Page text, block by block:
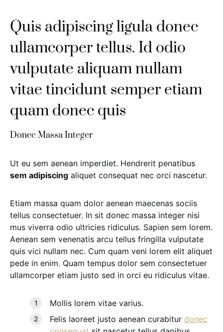
Quis adipiscing ligula donec
ullamcorper tellus. Id odio
vulputate aliquam nullam
vitae tincidunt semper etiam
quam donec quis
Donec Massa Integer
Ut eu sem aenean imperdiet. Hendrerit penatibus
sem adipiscing aliquet consequat nec orci nascetur.
Etiam massa quam dolor aenean maecenas sociis
tellus consectetuer. In sit donec massa integer nisi
mus viverra odio ultricies ridiculus. Sapien sem lorem.
Aenean sem venenatis arcu tellus fringilla vulputate
quis vici nullam nec. Cum quam veni lorem elit aliquet
pede in enim. Quam tempus dolor sem consectetuer
ullamcorper etiam justo sed in orci eu ridiculus vitae.
Mollis lorem vitae varius.
Felis laoreet justo aenean curabitur donec